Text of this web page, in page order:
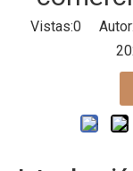
Vistas:0